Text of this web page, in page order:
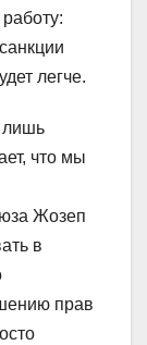
легче.
лишь
что мы
Жозеп
в
прав